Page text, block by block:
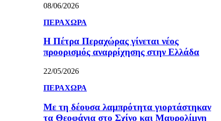
08/06/2026
ΠΕΡΑΧΩΡΑ
Η Πέτρα Περαχώρας γίνεται νέος
προορισμός αναρρίχησης στην Ελλάδα
22/05/2026
ΠΕΡΑΧΩΡΑ
Με τη δέουσα λαμπρότητα γιορτάστηκαν
τα Θεοφάνια στο Σχίνο και Μαυρολίμνη